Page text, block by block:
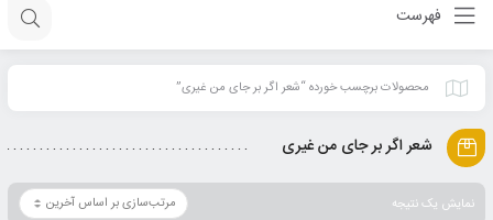
فهرست
محصولات برچسب خورده “شعر اگر بر جای من غیری”
شعر اگر بر جای من غیری
نمایش یک نتیجه